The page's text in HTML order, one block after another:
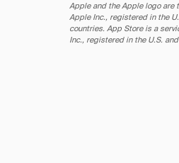
Apple and the Apple logo are
Apple Inc., registered in the
countries. App Store is a
Inc., registered in the U.S.